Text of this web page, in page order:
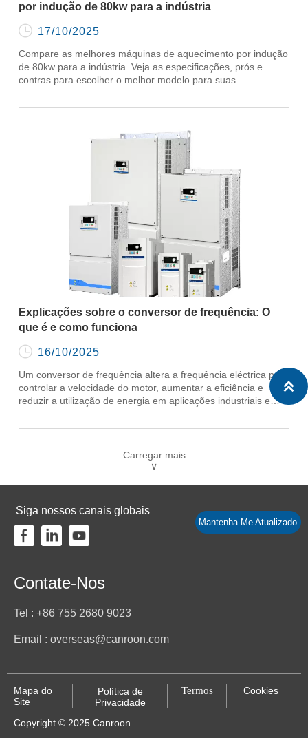
por indução de 80kw para a indústria
 17/10/2025
Compare as melhores máquinas de aquecimento por indução
de 80kw para a indústria. Veja as especificações, prós e
contras para escolher o melhor modelo para suas
Explicações sobre o conversor de frequência: O
que é e como funciona
 16/10/2025
Um conversor de frequência altera a frequência eléctrica para
controlar a velocidade do motor, aumentar a eficiência e
reduzir a utilização de energia em aplicações industriais e
Carregar mais
∨
Siga nossos canais globais
Mantenha-Me Atualizado
Contate-Nos
Tel : +86 755 2680 9023
Email : overseas@canroon.com
Mapa do
Site
Política de
Privacidade
Termos Cookies
Copyright © 2025 Canroon
